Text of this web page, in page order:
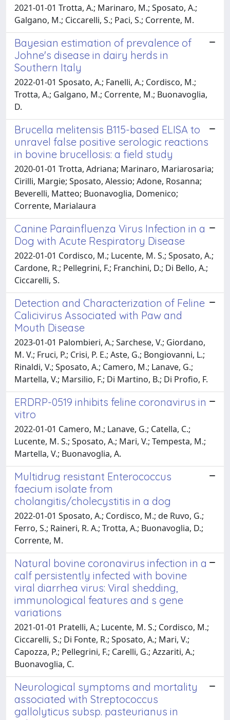
2021-01-01 Trotta, A.; Marinaro, M.; Sposato, A.;
Galgano, M.; Ciccarelli, S.; Paci, S.; Corrente, M.
Bayesian estimation of prevalence of
Johne's disease in dairy herds in
Southern Italy
2022-01-01 Sposato, A.; Fanelli, A.; Cordisco, M.;
Trotta, A.; Galgano, M.; Corrente, M.; Buonavoglia,
D.
Brucella melitensis B115-based ELISA to
unravel false positive serologic reactions
in bovine brucellosis: a field study
2020-01-01 Trotta, Adriana; Marinaro, Mariarosaria;
Cirilli, Margie; Sposato, Alessio; Adone, Rosanna;
Beverelli, Matteo; Buonavoglia, Domenico;
Corrente, Marialaura
Canine Parainfluenza Virus Infection in a
Dog with Acute Respiratory Disease
2022-01-01 Cordisco, M.; Lucente, M. S.; Sposato, A.;
Cardone, R.; Pellegrini, F.; Franchini, D.; Di Bello, A.;
Ciccarelli, S.
Detection and Characterization of Feline
Calicivirus Associated with Paw and
Mouth Disease
2023-01-01 Palombieri, A.; Sarchese, V.; Giordano,
M. V.; Fruci, P.; Crisi, P. E.; Aste, G.; Bongiovanni, L.;
Rinaldi, V.; Sposato, A.; Camero, M.; Lanave, G.;
Martella, V.; Marsilio, F.; Di Martino, B.; Di Profio, F.
ERDRP-0519 inhibits feline coronavirus in
vitro
2022-01-01 Camero, M.; Lanave, G.; Catella, C.;
Lucente, M. S.; Sposato, A.; Mari, V.; Tempesta, M.;
Martella, V.; Buonavoglia, A.
Multidrug resistant Enterococcus
faecium isolate from
cholangitis/cholecystitis in a dog
2022-01-01 Sposato, A.; Cordisco, M.; de Ruvo, G.;
Ferro, S.; Raineri, R. A.; Trotta, A.; Buonavoglia, D.;
Corrente, M.
Natural bovine coronavirus infection in a
calf persistently infected with bovine
viral diarrhea virus: Viral shedding,
immunological features and s gene
variations
2021-01-01 Pratelli, A.; Lucente, M. S.; Cordisco, M.;
Ciccarelli, S.; Di Fonte, R.; Sposato, A.; Mari, V.;
Capozza, P.; Pellegrini, F.; Carelli, G.; Azzariti, A.;
Buonavoglia, C.
Neurological symptoms and mortality
associated with Streptococcus
gallolyticus subsp. pasteurianus in